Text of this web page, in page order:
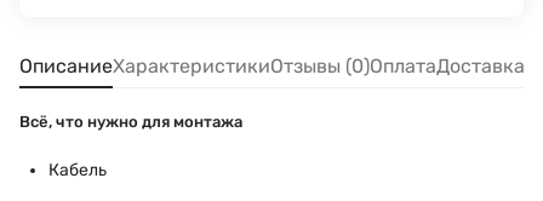
ОписаниеХарактеристикиОтзывы (0)ОплатаДоставка
Всё, что нужно для монтажа
Кабель